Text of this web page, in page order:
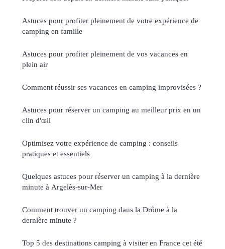
Astuces pour profiter pleinement de votre expérience de
camping en famille
Astuces pour profiter pleinement de vos vacances en
plein air
Comment réussir ses vacances en camping improvisées ?
Astuces pour réserver un camping au meilleur prix en un
clin d'œil
Optimisez votre expérience de camping : conseils
pratiques et essentiels
Quelques astuces pour réserver un camping à la dernière
minute à Argelès-sur-Mer
Comment trouver un camping dans la Drôme à la
dernière minute ?
Top 5 des destinations camping à visiter en France cet été